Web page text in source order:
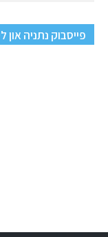
פייסבוק נתניה און